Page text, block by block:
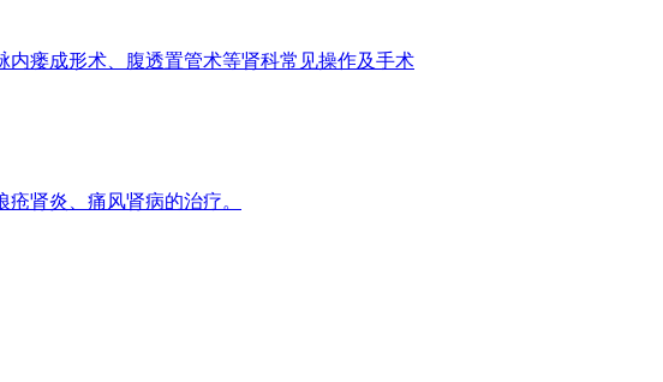
瘘成形术、腹透置管术等肾科常见操作及手术
肾炎、痛风肾病的治疗。